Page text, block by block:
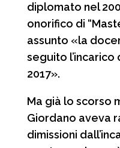
diplomato nel
onorifico di
assunto «la
seguito
2017».
Ma già lo scorso
Giordano aveva
dimissioni